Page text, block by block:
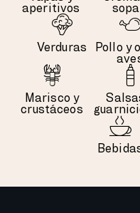
aperitivos
Verduras
Pollo y
Marisco y
crustáceos